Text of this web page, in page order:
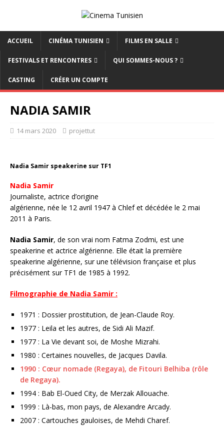
ACCUEIL CINÉMA TUNISIEN FILMS EN SALLE
FESTIVALS ET RENCONTRES QUI SOMMES-NOUS ?
CASTING CRÉER UN COMPTE
NADIA SAMIR
14 mars 2020 projettut
Nadia Samir speakerine sur TF1
Nadia Samir
Journaliste, actrice d’origine
algérienne, née le 12 avril 1947 à Chlef et décédée le 2 mai
2011 à Paris.
Nadia Samir, de son vrai nom Fatma Zodmi, est une
speakerine et actrice algérienne. Elle était la première
speakerine algérienne, sur une télévision française et plus
précisément sur TF1 de 1985 à 1992.
Filmographie de Nadia Samir :
1971 : Dossier prostitution, de Jean-Claude Roy.
1977 : Leila et les autres, de Sidi Ali Mazif.
1977 : La Vie devant soi, de Moshe Mizrahi.
1980 : Certaines nouvelles, de Jacques Davila.
1990 : Cœur nomade (Regaya), de Fitouri Belhiba (rôle
de Regaya).
1994 : Bab El-Oued City, de Merzak Allouache.
1999 : Là-bas, mon pays, de Alexandre Arcady.
2007 : Cartouches gauloises, de Mehdi Charef.